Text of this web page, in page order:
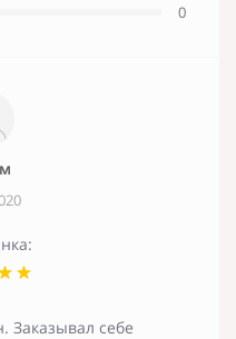
0
Заказывал себе